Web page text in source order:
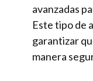
avanzadas
Este tipo de
garantizar
manera